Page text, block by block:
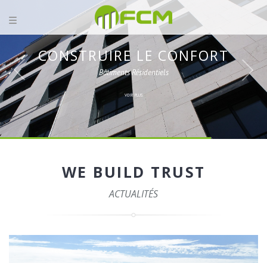
CONSTRUIRE LE CONFORT
Bâtiments Résidentiels
VOIR PLUS
WE BUILD TRUST
ACTUALITÉS